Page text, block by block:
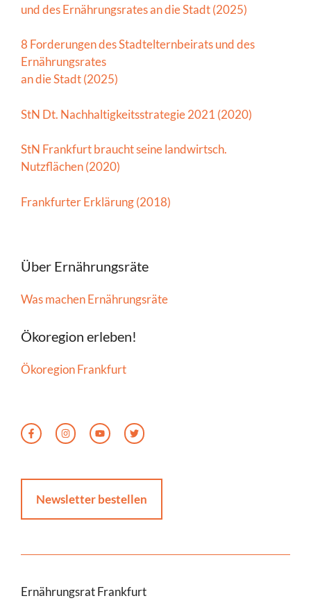
und des Ernährungsrates an die Stadt (2025)
8 Forderungen des Stadtelternbeirats und des
Ernährungsrates
an die Stadt (2025)
StN Dt. Nachhaltigkeitsstrategie 2021 (2020)
StN Frankfurt braucht seine landwirtsch.
Nutzflächen (2020)
Frankfurter Erklärung (2018)
Über Ernährungsräte
Was machen Ernährungsräte
Ökoregion erleben!
Ökoregion Frankfurt
Newsletter bestellen
Ernährungsrat Frankfurt